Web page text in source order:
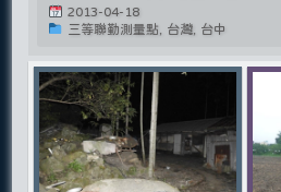
2013-04-18
三等聯勤測量點, 台灣, 台中